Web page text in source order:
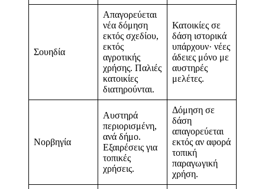
Σουηδία
Απαγορεύεται
νέα δόμηση
εκτός σχεδίου,
εκτός
αγροτικής
χρήσης. Παλιές
κατοικίες
διατηρούνται.
Κατοικίες σε
δάση ιστορικά
υπάρχουν· νέες
άδειες μόνο με
αυστηρές
μελέτες.
Νορβηγία
Αυστηρά
περιορισμένη,
ανά δήμο.
Εξαιρέσεις για
τοπικές
χρήσεις.
Δόμηση σε
δάση
απαγορεύεται
εκτός αν αφορά
τοπική
παραγωγική
χρήση.